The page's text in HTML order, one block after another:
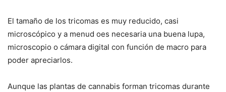
El tamaño de los tricomas es muy reducido, casi
microscópico y a menud oes necesaria una buena lupa,
microscopio o cámara digital con función de macro para
poder apreciarlos.
Aunque las plantas de cannabis forman tricomas durante